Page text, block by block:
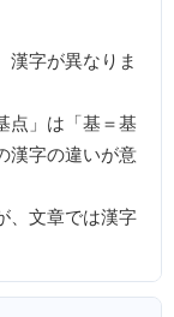
漢字が異なりま
点」は「基＝基
漢字の違いが意
、文章では漢字